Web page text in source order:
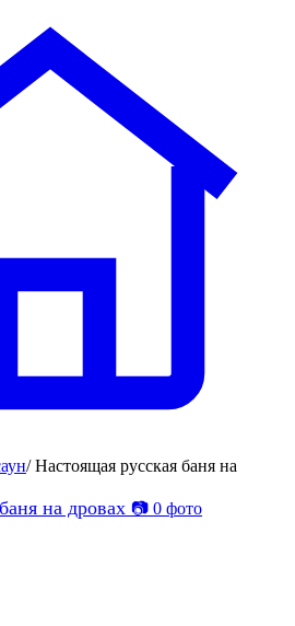
/ Настоящая русская баня на
📷 0 фото